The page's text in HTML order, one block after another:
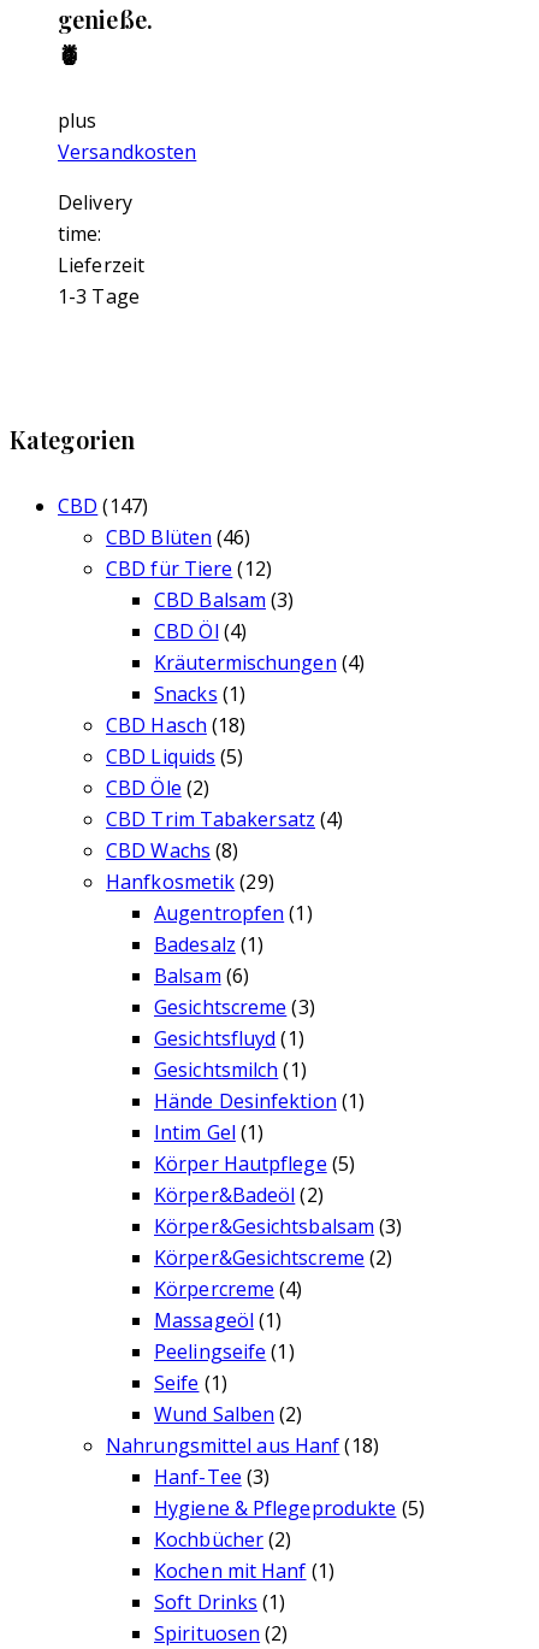
genieße.
🍍
plus
Versandkosten
Delivery
time:
Lieferzeit
1-3 Tage
Kategorien
CBD (147)
CBD Blüten (46)
CBD für Tiere (12)
CBD Balsam (3)
CBD Öl (4)
Kräutermischungen (4)
Snacks (1)
CBD Hasch (18)
CBD Liquids (5)
CBD Öle (2)
CBD Trim Tabakersatz (4)
CBD Wachs (8)
Hanfkosmetik(29)
Augentropfen (1)
Badesalz (1)
Balsam (6)
Gesichtscreme (3)
Gesichtsfluyd (1)
Gesichtsmilch (1)
Hände Desinfektion (1)
Intim Gel (1)
Körper Hautpflege (5)
Körper&Badeöl (2)
Körper&Gesichtsbalsam (3)
Körper&Gesichtscreme (2)
Körpercreme (4)
Massageöl (1)
Peelingseife (1)
Seife (1)
Wund Salben (2)
Nahrungsmittel aus Hanf (18)
Hanf-Tee (3)
Hygiene & Pflegeprodukte (5)
Kochbücher(2)
Kochen mit Hanf (1)
Soft Drinks (1)
Spirituosen (2)